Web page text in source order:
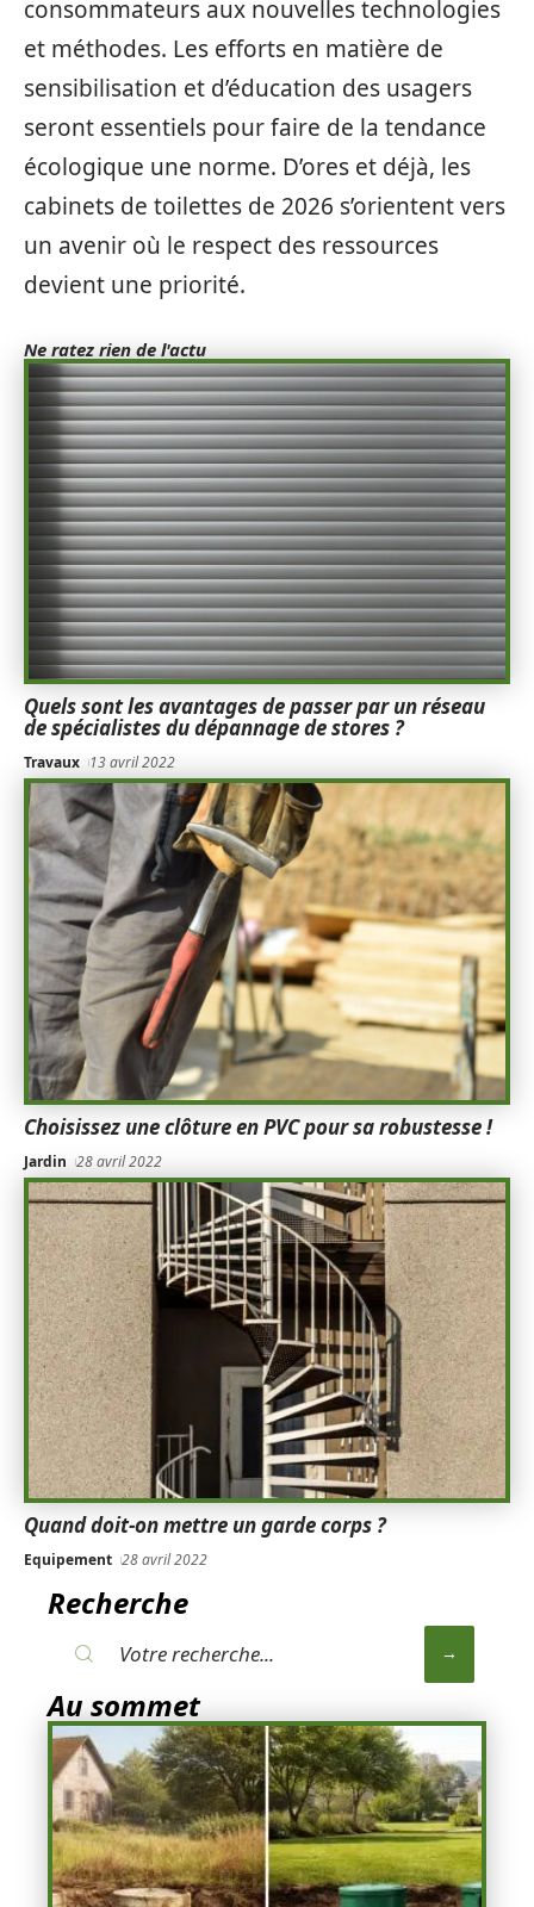
consommateurs aux nouvelles technologies
et méthodes. Les efforts en matière de
sensibilisation et d’éducation des usagers
seront essentiels pour faire de la tendance
écologique une norme. D’ores et déjà, les
cabinets de toilettes de 2026 s’orientent vers
un avenir où le respect des ressources
devient une priorité.
Ne ratez rien de l'actu
Quels sont les avantages de passer par un réseau
de spécialistes du dépannage de stores ?
Travaux 13 avril 2022
Choisissez une clôture en PVC pour sa robustesse !
Jardin 28 avril 2022
Quand doit-on mettre un garde corps ?
Equipement 28 avril 2022
Recherche
Au sommet